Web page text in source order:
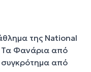
της National
Τα Φανάρια από
συγκρότημα από